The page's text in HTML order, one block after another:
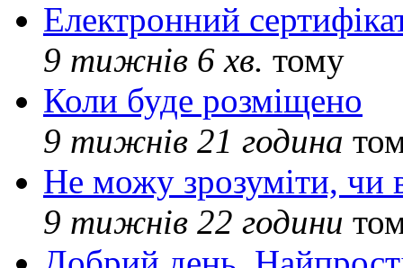
Електронний
9 тижнів 6 хв. тому
Коли буде розміщено
9 тижнів 21 година
Не можу зрозуміти, чи
9 тижнів 22 години